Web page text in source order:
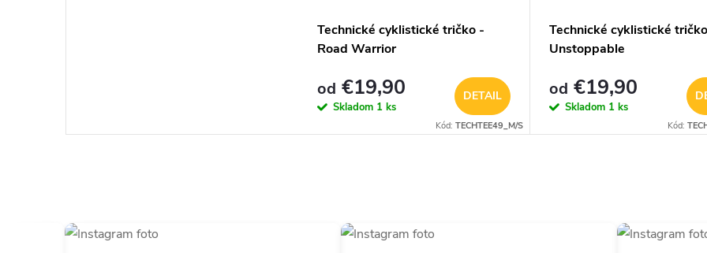
Technické cyklistické tričko -
Road Warrior
od €19,90
Skladom 1 ks
DETAIL
Kód: TECHTEE49_M/S
Technické cyklistické
Unstoppable
od €19,90
Skladom 1 ks
Kód: